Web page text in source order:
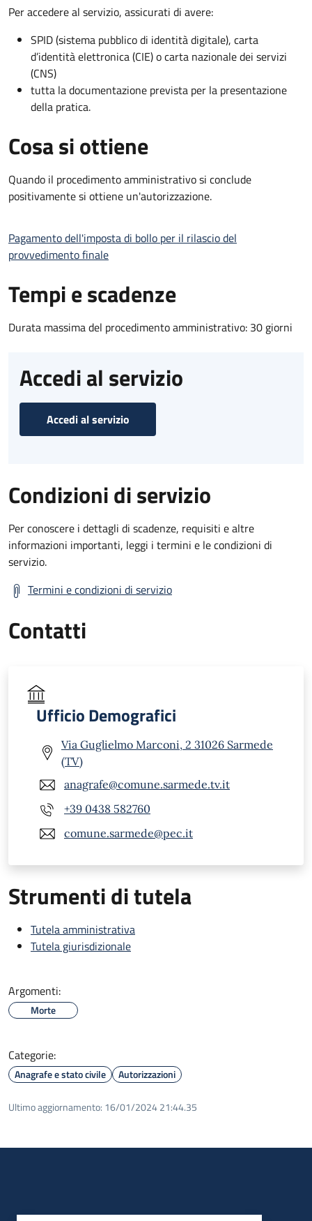
Per accedere al servizio, assicurati di avere:
SPID (sistema pubblico di identità digitale), carta
d’identità elettronica (CIE) o carta nazionale dei servizi
(CNS)
tutta la documentazione prevista per la presentazione
della pratica.
Cosa si ottiene
Quando il procedimento amministrativo si conclude
positivamente si ottiene un'autorizzazione.
Pagamento dell'imposta di bollo per il rilascio del
provvedimento finale
Tempi e scadenze
Durata massima del procedimento amministrativo: 30 giorni
Accedi al servizio
Accedi al servizio
Condizioni di servizio
Per conoscere i dettagli di scadenze, requisiti e altre
informazioni importanti, leggi i termini e le condizioni di
servizio.
Termini e condizioni di servizio
Contatti
Ufficio Demografici
Via Guglielmo Marconi, 2 31026 Sarmede
(TV)
anagrafe@comune.sarmede.tv.it
+39 0438 582760
comune.sarmede@pec.it
Strumenti di tutela
Tutela amministrativa
Tutela giurisdizionale
Argomenti:
Morte
Categorie:
Anagrafe e stato civile Autorizzazioni
Ultimo aggiornamento: 16/01/2024 21:44.35